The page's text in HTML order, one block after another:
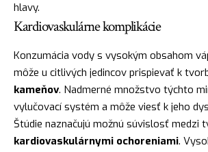
hlavy.
Kardiovaskulárne komplikácie
Konzumácia vody s vysokým obsahom
môže u citlivých jedincov prispievať k
kameňov. Nadmerné množstvo týchto
vylučovací systém a môže viesť k jeho
Štúdie naznačujú možnú súvislosť medzi
kardiovaskulárnymi ochoreniami.